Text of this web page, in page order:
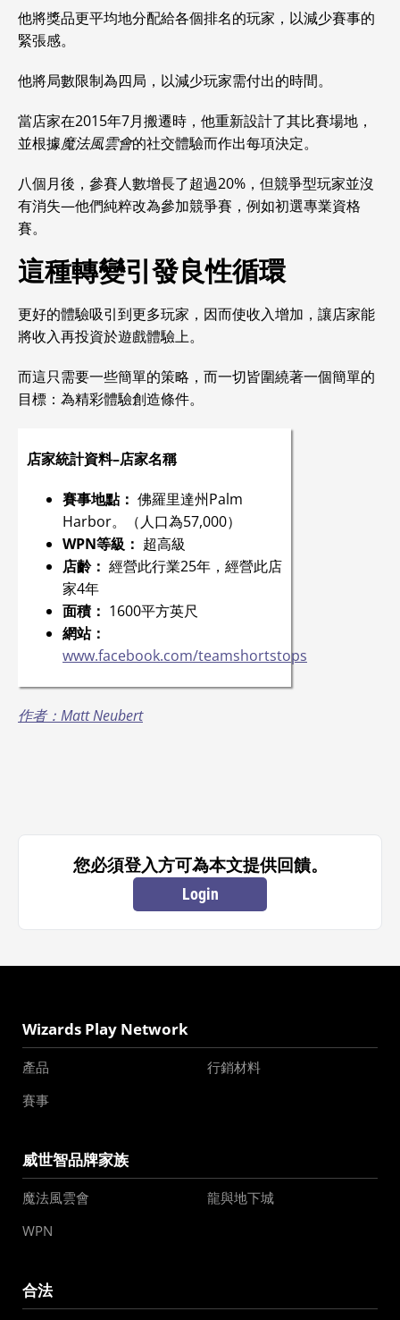
他將獎品更平均地分配給各個排名的玩家，以減少賽事的
緊張感。
他將局數限制為四局，以減少玩家需付出的時間。
當店家在2015年7月搬遷時，他重新設計了其比賽場地，
並根據魔法風雲會的社交體驗而作出每項決定。
八個月後，參賽人數增長了超過20%，但競爭型玩家並沒
有消失—他們純粹改為參加競爭賽，例如初選專業資格
賽。
這種轉變引發良性循環
更好的體驗吸引到更多玩家，因而使收入增加，讓店家能
將收入再投資於遊戲體驗上。
而這只需要一些簡單的策略，而一切皆圍繞著一個簡單的
目標：為精彩體驗創造條件。
店家統計資料–店家名稱
賽事地點： 佛羅里達州Palm
Harbor。（人口為57,000）
WPN等級： 超高級
店齡： 經營此行業25年，經營此店
家4年
面積： 1600平方英尺
網站：
www.facebook.com/teamshortstops
作者：Matt Neubert
您必須登入方可為本文提供回饋。
Login
Wizards Play Network
產品
行銷材料
賽事
威世智品牌家族
魔法風雲會
龍與地下城
WPN
合法